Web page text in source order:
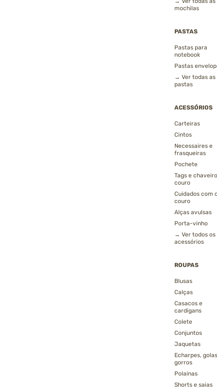
mochilas
PASTAS
Pastas para
notebook
Pastas
→ Ver todas as
pastas
ACESSÓRIOS
Carteiras
Cintos
Necessaires e
frasqueiras
Pochete
Tags e
couro
Cuidados com
couro
Alças avulsas
Porta-vinho
→ Ver todos os
acessórios
ROUPAS
Blusas
Calças
Casacos e
cardigans
Colete
Conjuntos
Jaquetas
Echarpes,
gorros
Polainas
Shorts e saias